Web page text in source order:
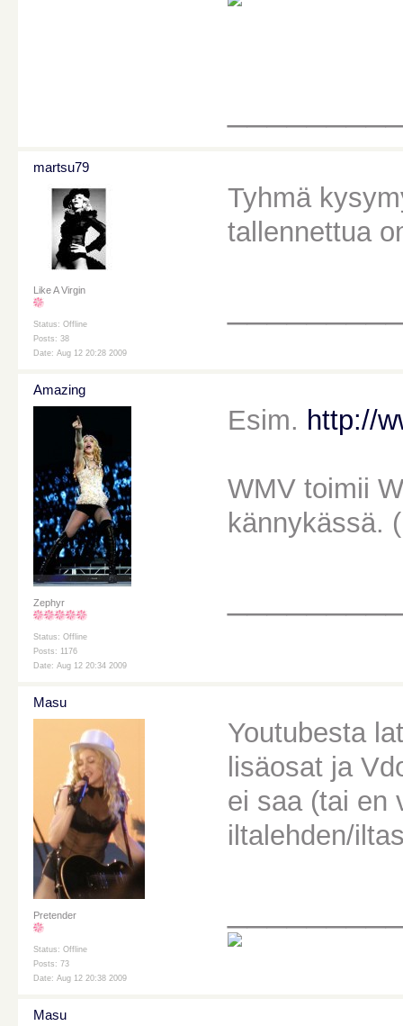
martsu79
Like A Virgin
Status: Offline
Posts: 38
Date: Aug 12 20:28 2009
Tyhmä
tallennettua
Amazing
Zephyr
Status: Offline
Posts: 1176
Date: Aug 12 20:34 2009
Esim. http://
WMV toimii
kännykässä.
Masu
Pretender
Status: Offline
Posts: 73
Date: Aug 12 20:38 2009
Youtubesta
lisäosat ja
ei saa (tai en
iltalehden/
Masu